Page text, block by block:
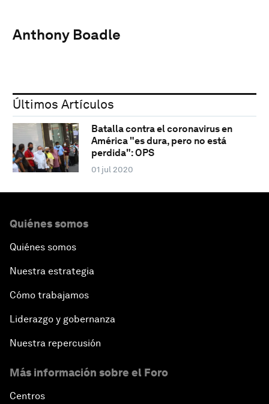
Anthony Boadle
Últimos Artículos
Batalla contra el coronavirus en
América "es dura, pero no está
perdida": OPS
01 jul 2020
Quiénes somos
Quiénes somos
Nuestra estrategia
Cómo trabajamos
Liderazgo y gobernanza
Nuestra repercusión
Más información sobre el Foro
Centros